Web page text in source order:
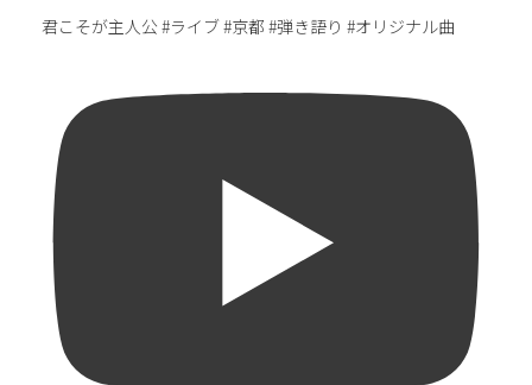
君こそが主人公 #ライブ #京都 #弾き語り #オリジナル曲